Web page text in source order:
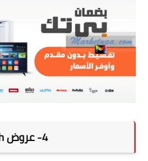
4- عروض B Tech